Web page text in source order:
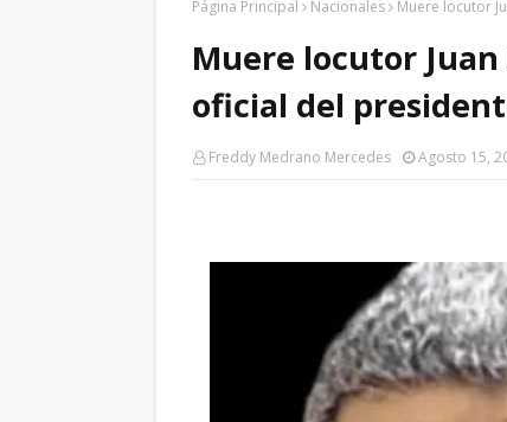
Página Principal Nacionales Muere locutor
Muere locutor
oficial del
Freddy Medrano Mercedes Agosto 15,